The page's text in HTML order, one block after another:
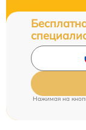
Нажимая на